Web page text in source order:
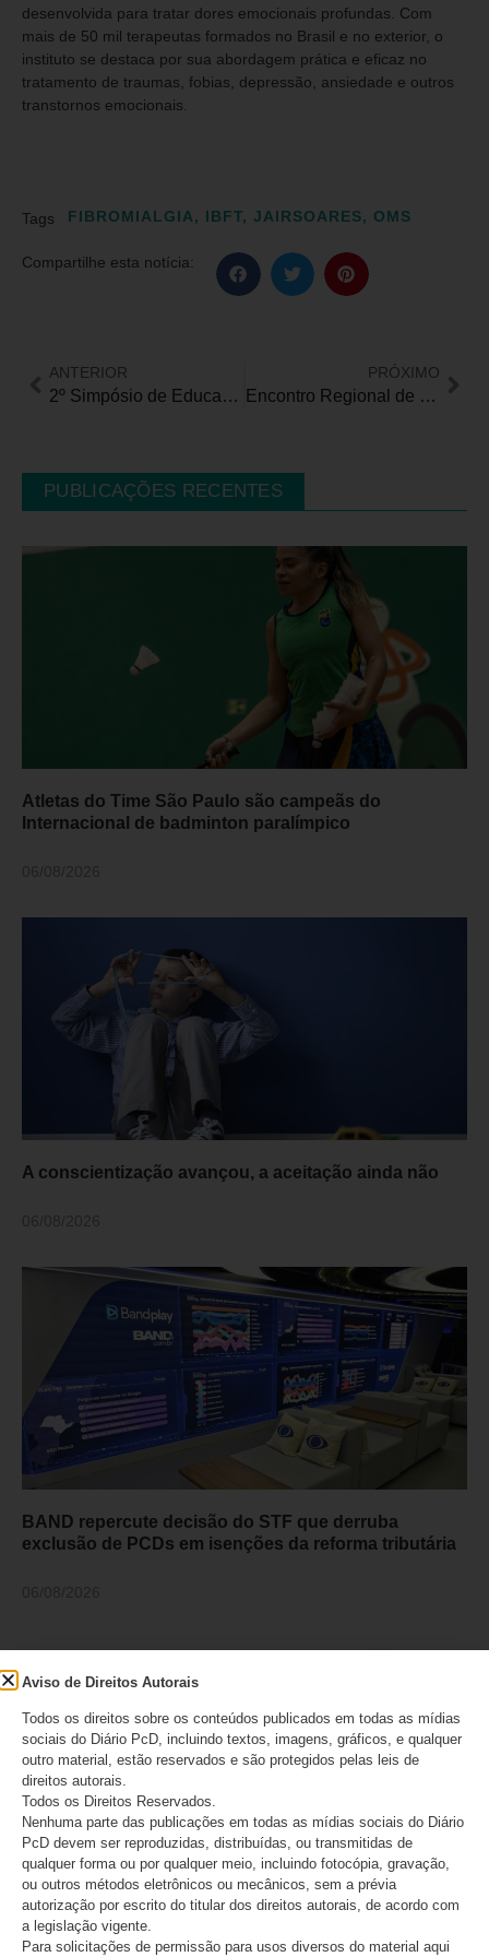
desenvolvida para tratar dores emocionais profundas. Com
mais de 50 mil terapeutas formados no Brasil e no exterior, o
instituto se destaca por sua abordagem prática e eficaz no
tratamento de traumas, fobias, depressão, ansiedade e outros
transtornos emocionais.
Tags FIBROMIALGIA, IBFT, JAIRSOARES, OMS
Compartilhe esta notícia:
ANTERIOR
2º Simpósio de Educação Inclusiva 2025
PRÓXIMO
Encontro Regional de Empregabilidade da Pessoa com Deficiência e aplicabilidade da Lei de Cotas
PUBLICAÇÕES RECENTES
Atletas do Time São Paulo são campeãs do
Internacional de badminton paralímpico
A conscientização avançou, a aceitação ainda não
BAND repercute decisão do STF que derruba
exclusão de PCDs em isenções da reforma tributária
ANAPcD afirma que não teve direito de resposta
publicado após editorial do Estadão sobre decisão
do STF
Aviso de Direitos Autorais
Todos os direitos sobre os conteúdos publicados em todas as mídias
sociais do Diário PcD, incluindo textos, imagens, gráficos, e qualquer
outro material, estão reservados e são protegidos pelas leis de
direitos autorais.
Todos os Direitos Reservados.
Nenhuma parte das publicações em todas as mídias sociais do Diário
PcD devem ser reproduzidas, distribuídas, ou transmitidas de
qualquer forma ou por qualquer meio, incluindo fotocópia, gravação,
ou outros métodos eletrônicos ou mecânicos, sem a prévia
autorização por escrito do titular dos direitos autorais, de acordo com
a legislação vigente.
Para solicitações de permissão para usos diversos do material aqui